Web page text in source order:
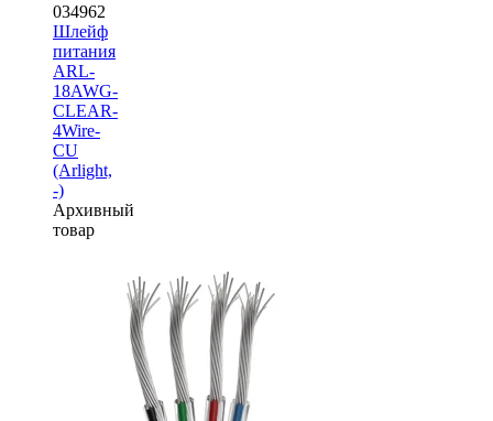
034962
Шлейф
питания
ARL-
18AWG-
CLEAR-
4Wire-
CU
(Arlight,
-)
Архивный
товар